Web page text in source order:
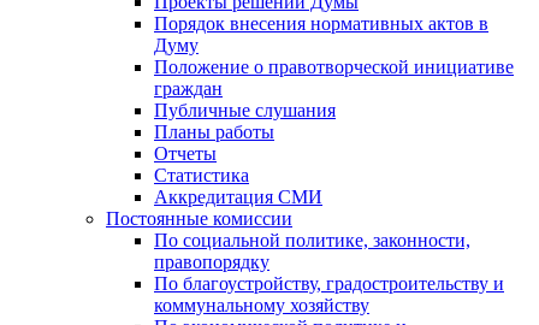
Порядок внесения нормативных актов в
Думу
Положение о правотворческой инициативе
граждан
Публичные слушания
Планы работы
Отчеты
Статистика
Аккредитация СМИ
Постоянные комиссии
По социальной политике, законности,
правопорядку
По благоустройству, градостроительству и
коммунальному хозяйству